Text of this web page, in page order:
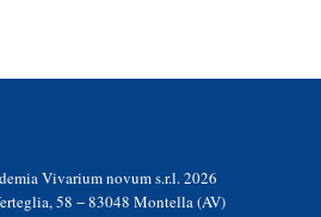
Vivarium novum s.r.l. 2026
58 − 83048 Montella (AV)